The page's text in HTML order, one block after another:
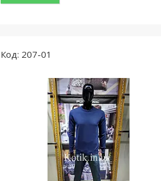
207-01